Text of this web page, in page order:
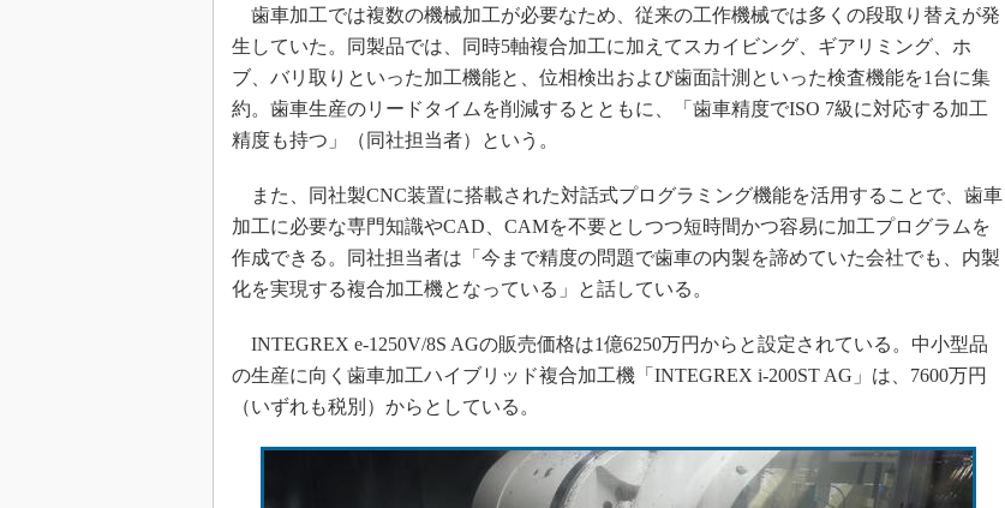
歯車加工では複数の機械加工が必要なため、従来の工作機械では多くの段取り替えが発
生していた。同製品では、同時5軸複合加工に加えてスカイビング、ギアリミング、ホ
ブ、バリ取りといった加工機能と、位相検出および歯面計測といった検査機能を1台に集
約。歯車生産のリードタイムを削減するとともに、「歯車精度でISO 7級に対応する加工
精度も持つ」（同社担当者）という。
また、同社製CNC装置に搭載された対話式プログラミング機能を活用することで、歯車
加工に必要な専門知識やCAD、CAMを不要としつつ短時間かつ容易に加工プログラムを
作成できる。同社担当者は「今まで精度の問題で歯車の内製を諦めていた会社でも、内製
化を実現する複合加工機となっている」と話している。
INTEGREX e-1250V/8S AGの販売価格は1億6250万円からと設定されている。中小型品
の生産に向く歯車加工ハイブリッド複合加工機「INTEGREX i-200ST AG」は、7600万円
（いずれも税別）からとしている。